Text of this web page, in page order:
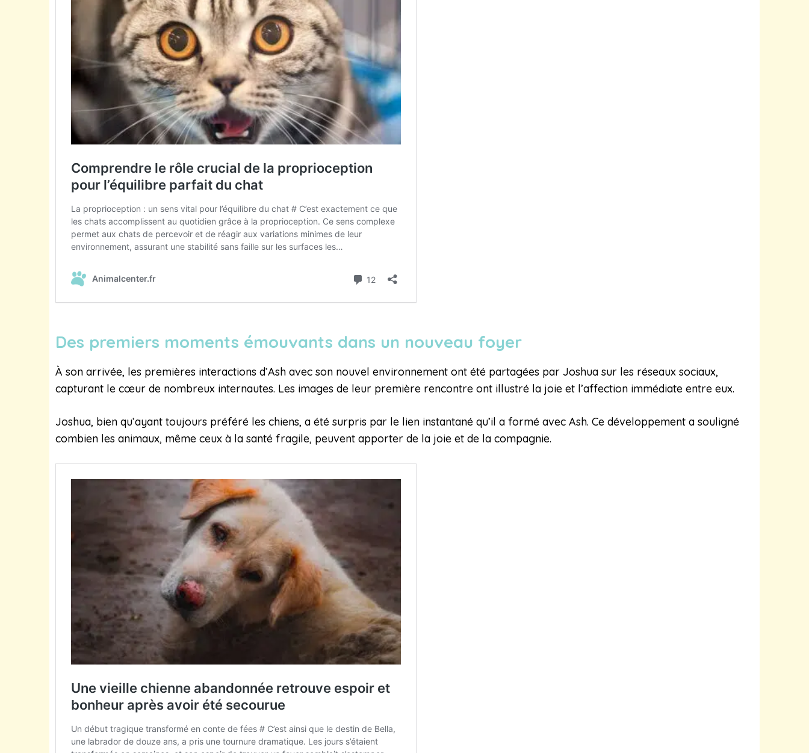
Des premiers moments émouvants dans un nouveau foyer
À son arrivée, les premières interactions d’Ash avec son nouvel environnement ont été partagées par Joshua sur les réseaux sociaux,
capturant le cœur de nombreux internautes. Les images de leur première rencontre ont illustré la joie et l’affection immédiate entre eux.
Joshua, bien qu’ayant toujours préféré les chiens, a été surpris par le lien instantané qu’il a formé avec Ash. Ce développement a souligné
combien les animaux, même ceux à la santé fragile, peuvent apporter de la joie et de la compagnie.